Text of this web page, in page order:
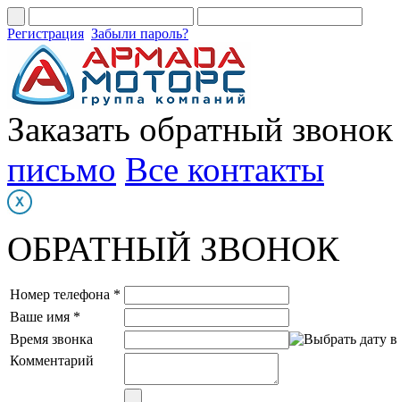
Регистрация Забыли пароль?
Заказать обратный звонок
письмо Все контакты
ОБРАТНЫЙ ЗВОНОК
Номер телефона *
Ваше имя *
Время звонка
Комментарий